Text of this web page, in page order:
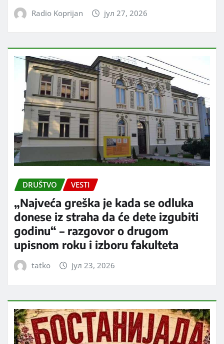
Radio Koprijan јул 27, 2026
DRUŠTVO VESTI
„Najveća greška je kada se odluka
donese iz straha da će dete izgubiti
godinu“ – razgovor o drugom
upisnom roku i izboru fakulteta
tatko јул 23, 2026